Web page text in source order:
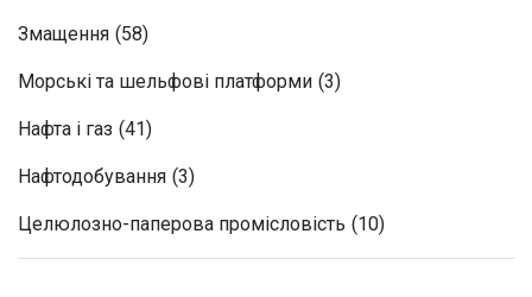
Змащення (58)
Морські та шельфові платформи (3)
Нафта і газ (41)
Нафтодобування (3)
Целюлозно-паперова промісловість (10)